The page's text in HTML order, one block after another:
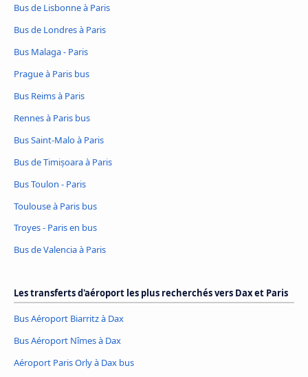
Bus de Lisbonne à Paris
Bus de Londres à Paris
Bus Malaga - Paris
Prague à Paris bus
Bus Reims à Paris
Rennes à Paris bus
Bus Saint-Malo à Paris
Bus de Timișoara à Paris
Bus Toulon - Paris
Toulouse à Paris bus
Troyes - Paris en bus
Bus de Valencia à Paris
Les transferts d'aéroport les plus recherchés vers Dax et Paris
Bus Aéroport Biarritz à Dax
Bus Aéroport Nîmes à Dax
Aéroport Paris Orly à Dax bus